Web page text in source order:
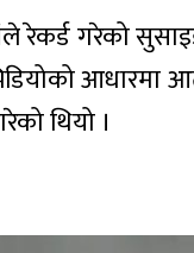
रेकर्ड गरेको
आधारमा
थियो ।